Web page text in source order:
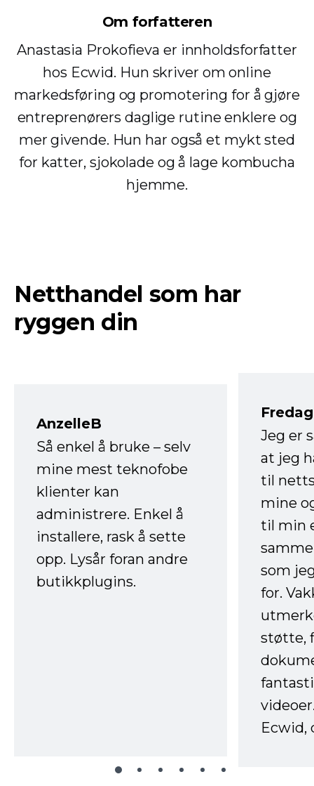
Om forfatteren
Anastasia Prokofieva er innholdsforfatter
hos Ecwid. Hun skriver om online
markedsføring og promotering for å gjøre
entreprenørers daglige rutine enklere og
mer givende. Hun har også et mykt sted
for katter, sjokolade og å lage kombucha
hjemme.
Netthandel som har
ryggen din
AnzelleB
Så enkel å bruke – selv
mine mest teknofobe
klienter kan
administrere. Enkel å
installere, rask å sette
opp. Lysår foran andre
butikkplugins.
Jeg er
at jeg
til
mine
til min
som
for.
støtte,
Ecwid,